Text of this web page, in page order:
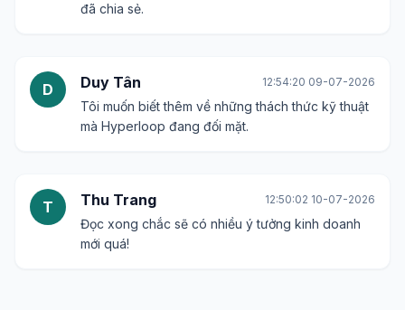
đã chia sẻ.
D Duy Tân 12:54:20 09-07-2026
Tôi muốn biết thêm về những thách thức kỹ thuật
mà Hyperloop đang đối mặt.
T Thu Trang 12:50:02 10-07-2026
Đọc xong chắc sẽ có nhiều ý tưởng kinh doanh
mới quá!